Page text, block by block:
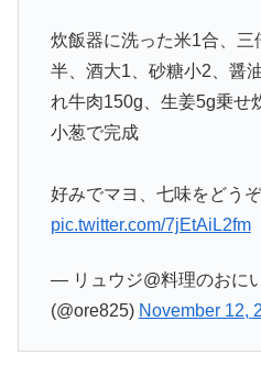
炊飯器に洗った米1合、三
半、酒大1、砂糖小2、醤
れ牛肉150g、生姜5g乗せ
小葱で完成
好みでマヨ、七味をどうぞ
pic.twitter.com/7jEtAiL2fm
— リュウジ@料理のおに
(@ore825) November 12,